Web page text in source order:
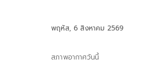
พฤหัส, 6 สิงหาคม 2569
สภาพอากาศวันนี้